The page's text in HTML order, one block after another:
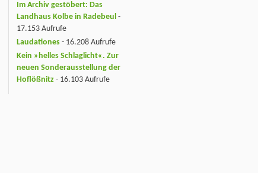
Im Archiv gestöbert: Das
Landhaus Kolbe in Radebeul -
17.153 Aufrufe
Laudationes - 16.208 Aufrufe
Kein »helles Schlaglicht«. Zur
neuen Sonderausstellung der
Hoflößnitz - 16.103 Aufrufe